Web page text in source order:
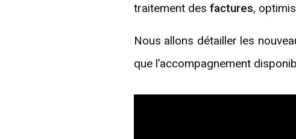
traitement des factures,
Nous allons détailler les
que l’accompagnement